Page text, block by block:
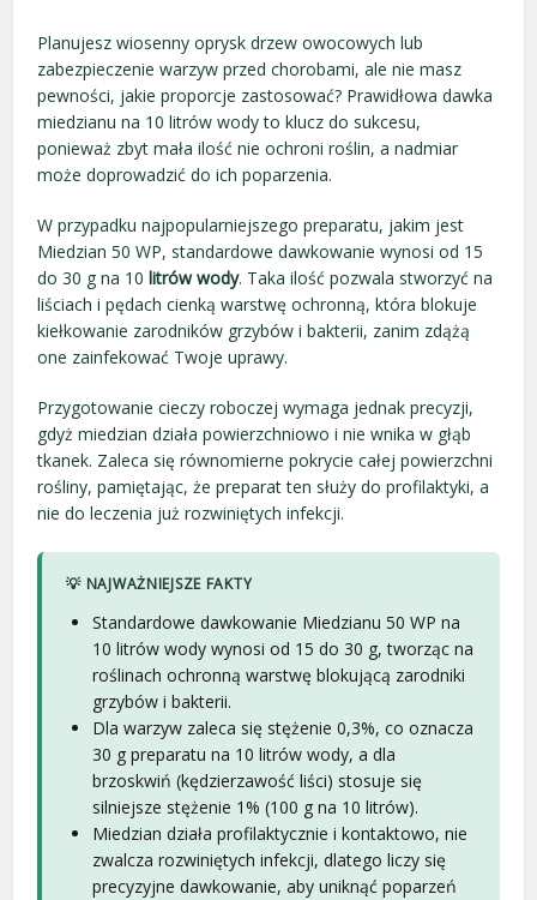
Planujesz wiosenny oprysk drzew owocowych lub
zabezpieczenie warzyw przed chorobami, ale nie masz
pewności, jakie proporcje zastosować? Prawidłowa dawka
miedzianu na 10 litrów wody to klucz do sukcesu,
ponieważ zbyt mała ilość nie ochroni roślin, a nadmiar
może doprowadzić do ich poparzenia.
W przypadku najpopularniejszego preparatu, jakim jest
Miedzian 50 WP, standardowe dawkowanie wynosi od 15
do 30 g na 10litrów wody. Taka ilość pozwala stworzyć na
liściach i pędach cienką warstwę ochronną, która blokuje
kiełkowanie zarodników grzybów i bakterii, zanim zdążą
one zainfekować Twoje uprawy.
Przygotowanie cieczy roboczej wymaga jednak precyzji,
gdyż miedzian działa powierzchniowo i nie wnika w głąb
tkanek. Zaleca się równomierne pokrycie całej powierzchni
rośliny, pamiętając, że preparat ten służy do profilaktyki, a
nie do leczenia już rozwiniętych infekcji.
💡 NAJWAŻNIEJSZE FAKTY
Standardowe dawkowanie Miedzianu 50 WP na
10 litrów wody wynosi od 15 do 30 g, tworząc na
roślinach ochronną warstwę blokującą zarodniki
grzybów i bakterii.
Dla warzyw zaleca się stężenie 0,3%, co oznacza
30 g preparatu na 10 litrów wody, a dla
brzoskwiń (kędzierzawość liści) stosuje się
silniejsze stężenie 1% (100 g na 10 litrów).
Miedzian działa profilaktycznie i kontaktowo, nie
zwalcza rozwiniętych infekcji, dlatego liczy się
precyzyjne dawkowanie, aby uniknąć poparzeń